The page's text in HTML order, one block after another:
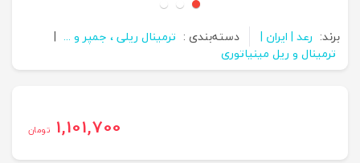
برند: رعد | ایران | دسته‌بندی : ترمینال ریلی ، جمپر و ... |
ترمینال و ریل مینیاتوری
1,101,700 تومان